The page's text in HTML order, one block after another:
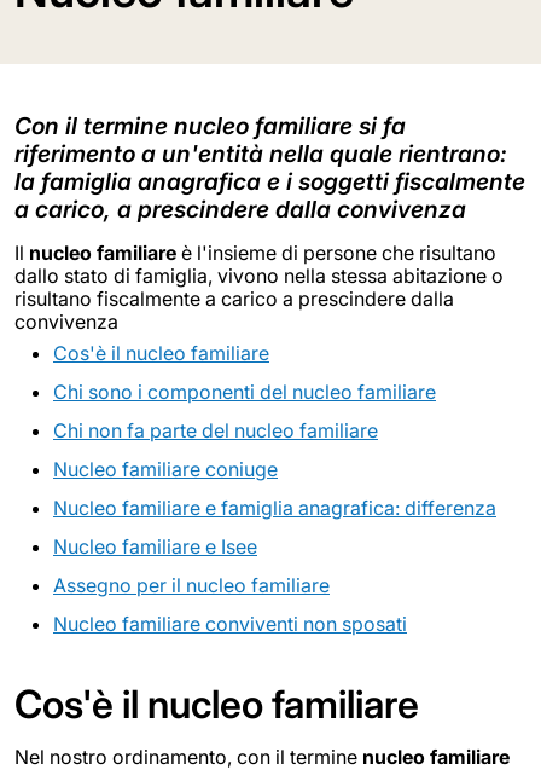
Con il termine nucleo familiare si fa
riferimento a un'entità nella quale rientrano:
la famiglia anagrafica e i soggetti fiscalmente
a carico, a prescindere dalla convivenza
Il nucleo familiare è l'insieme di persone che risultano
dallo stato di famiglia, vivono nella stessa abitazione o
risultano fiscalmente a carico a prescindere dalla
convivenza
Cos'è il nucleo familiare
Chi sono i componenti del nucleo familiare
Chi non fa parte del nucleo familiare
Nucleo familiare coniuge
Nucleo familiare e famiglia anagrafica: differenza
Nucleo familiare e Isee
Assegno per il nucleo familiare
Nucleo familiare conviventi non sposati
Cos'è il nucleo familiare
Nel nostro ordinamento, con il termine nucleo familiare